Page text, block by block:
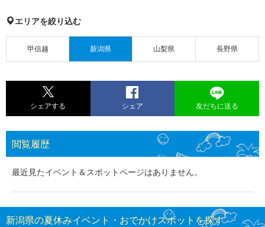
エリアを絞り込む
甲信越 新潟県 山梨県 長野県
シェアする シェア 友だちに送る
閲覧履歴
最近見たイベント＆スポットページはありません。
新潟県の夏休みイベント・おでかけスポットを探す